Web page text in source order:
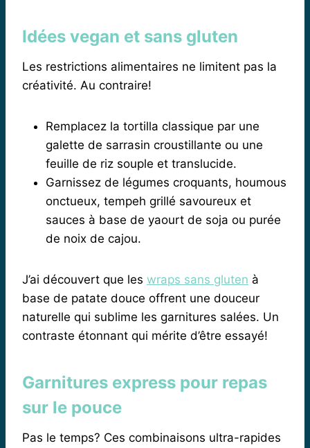
Idées vegan et sans gluten
Les restrictions alimentaires ne limitent pas la
créativité. Au contraire!
Remplacez la tortilla classique par une
galette de sarrasin croustillante ou une
feuille de riz souple et translucide.
Garnissez de légumes croquants, houmous
onctueux, tempeh grillé savoureux et
sauces à base de yaourt de soja ou purée
de noix de cajou.
J’ai découvert que les wraps sans gluten à
base de patate douce offrent une douceur
naturelle qui sublime les garnitures salées. Un
contraste étonnant qui mérite d’être essayé!
Garnitures express pour repas
sur le pouce
Pas le temps? Ces combinaisons ultra-rapides